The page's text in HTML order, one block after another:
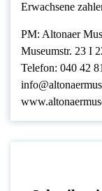
Erwachsene
PM: Altonaer
Museumstr. 23 I
Telefon: 040 42